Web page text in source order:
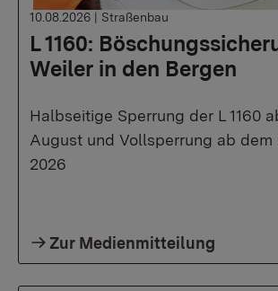
L 1160:
Weiler in den Bergen
10.08.2026 | Straßenbau
Halbseitige Sperrung der L 1160
August und Vollsperrung ab dem
2026
Zur Medienmitteilung